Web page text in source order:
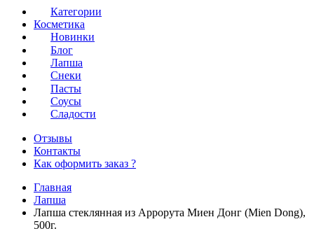
Категории
Косметика
Новинки
Блог
Лапша
Снеки
Пасты
Соусы
Сладости
Отзывы
Контакты
Как оформить заказ ?
Главная
Лапша
Лапша стеклянная из Аррорута Миен Донг (Mien Dong),
500г.